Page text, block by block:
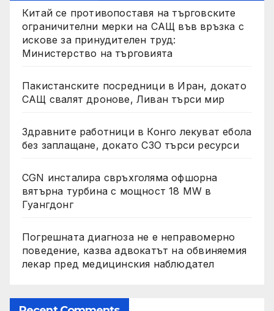
Китай се противопоставя на търговските
ограничителни мерки на САЩ във връзка с
искове за принудителен труд:
Министерство на търговията
Пакистанските посредници в Иран, докато
САЩ свалят дронове, Ливан търси мир
Здравните работници в Конго лекуват ебола
без заплащане, докато СЗО търси ресурси
CGN инсталира свръхголяма офшорна
вятърна турбина с мощност 18 MW в
Гуангдонг
Погрешната диагноза не е неправомерно
поведение, казва адвокатът на обвиняемия
лекар пред медицинския наблюдател